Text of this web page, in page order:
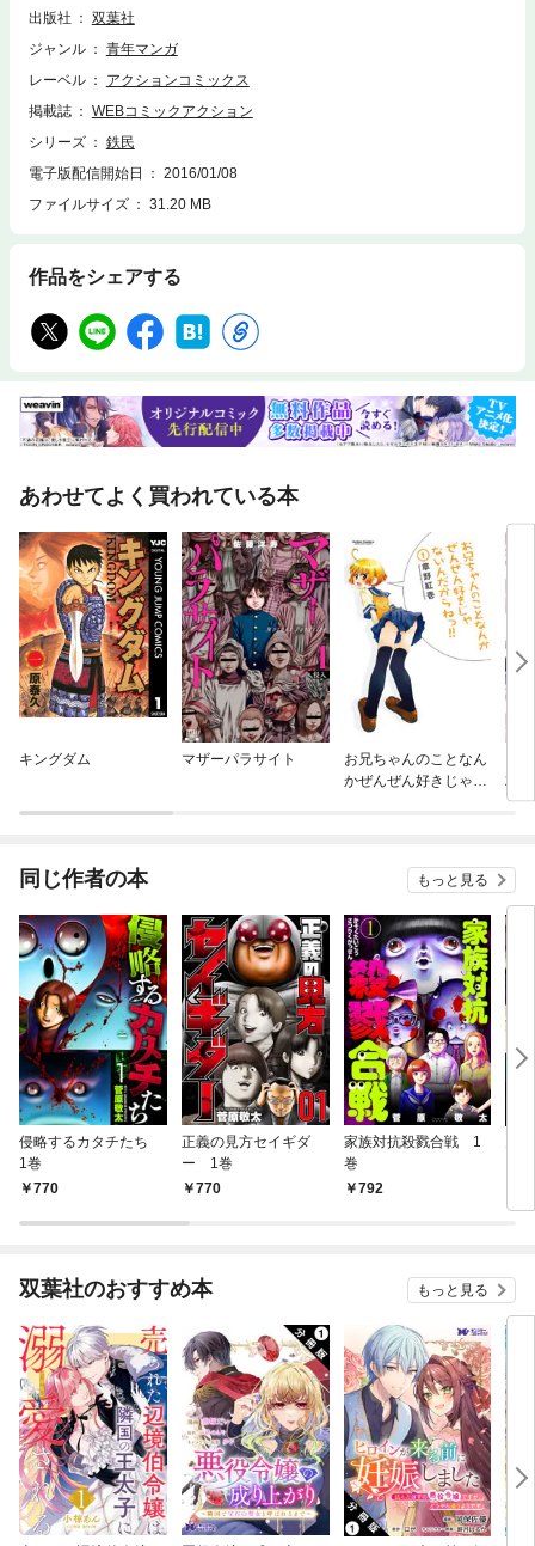
出版社
双葉社
ジャンル
青年マンガ
レーベル
アクションコミックス
掲載誌
WEBコミックアクション
シリーズ
鉄民
電子版配信開始日
2016/01/08
ファイルサイズ
31.20 MB
作品をシェアする
あわせてよく買われている本
キングダム マザーパラサイト
お兄ちゃんのことなん
かぜんぜん好きじゃな
求
る
同じ作者の本 もっと見る
侵略するカタチたち
1巻
770
正義の見方セイギダ
ー 1巻
770
家族対抗殺戮合戦 1
巻
792
双葉社のおすすめ本 もっと見る